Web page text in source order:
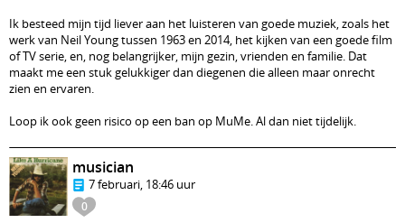
Ik besteed mijn tijd liever aan het luisteren van goede muziek, zoals het
werk van Neil Young tussen 1963 en 2014, het kijken van een goede film
of TV serie, en, nog belangrijker, mijn gezin, vrienden en familie. Dat
maakt me een stuk gelukkiger dan diegenen die alleen maar onrecht
zien en ervaren.
Loop ik ook geen risico op een ban op MuMe. Al dan niet tijdelijk.
0
musician
7 februari, 18:46 uur